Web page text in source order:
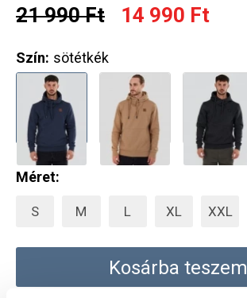
21 990 Ft 14 990 Ft
Szín: sötétkék
Méret:
S M L XL XXL
Kosárba teszem